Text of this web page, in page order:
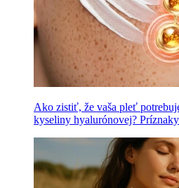
Ako zistiť, že vaša pleť
kyseliny hyalurónovej?